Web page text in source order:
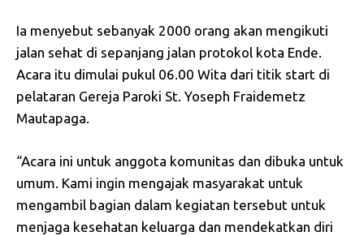
Ia menyebut sebanyak 2000 orang akan mengikuti
jalan sehat di sepanjang jalan protokol kota Ende.
Acara itu dimulai pukul 06.00 Wita dari titik start di
pelataran Gereja Paroki St. Yoseph Fraidemetz
Mautapaga.
“Acara ini untuk anggota komunitas dan dibuka untuk
umum. Kami ingin mengajak masyarakat untuk
mengambil bagian dalam kegiatan tersebut untuk
menjaga kesehatan keluarga dan mendekatkan diri